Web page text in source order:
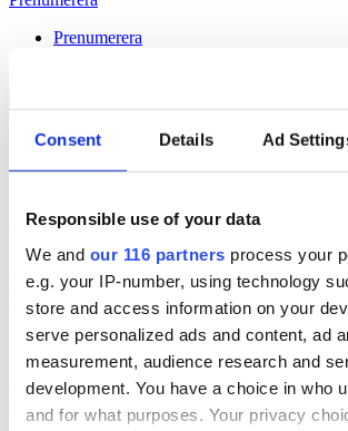
Consent Details Ad
Responsible use of your data
We and our 116 partners process your
e.g. your IP-number, using technology
store and access information on your
serve personalized ads and content, ad
measurement, audience research and
development. You have a choice in who
and for what purposes. Your privacy
Prenumerera
besökare
Håll dig uppdaterad med
Veckans Brief!
Få exklusiv tillgång till Veckans Brief, den
alla som driver opinionsbildning och
prenumeration på Dagens Opinion.